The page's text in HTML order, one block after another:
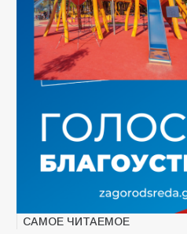
САМОЕ ЧИТАЕМОЕ